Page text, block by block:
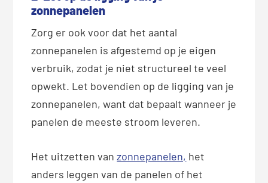
zonnepanelen
Zorg er ook voor dat het aantal
zonnepanelen is afgestemd op je eigen
verbruik, zodat je niet structureel te veel
opwekt. Let bovendien op de ligging van je
zonnepanelen, want dat bepaalt wanneer je
panelen de meeste stroom leveren.
Het uitzetten vanzonnepanelen, het
anders leggen van de panelen of het